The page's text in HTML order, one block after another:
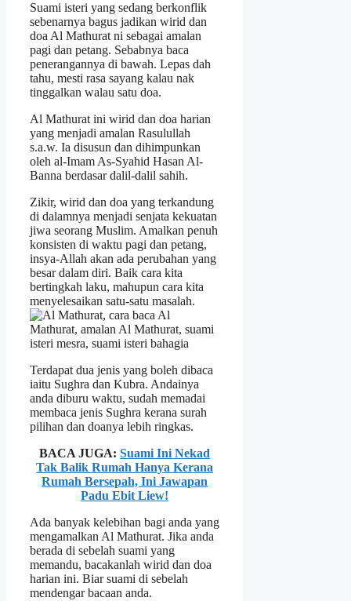
Suami isteri yang sedang berkonflik
sebenarnya bagus jadikan wirid dan
doa Al Mathurat ni sebagai amalan
pagi dan petang. Sebabnya baca
penerangannya di bawah. Lepas dah
tahu, mesti rasa sayang kalau nak
tinggalkan walau satu doa.
Al Mathurat ini wirid dan doa harian
yang menjadi amalan Rasulullah
s.a.w. Ia disusun dan dihimpunkan
oleh al-Imam As-Syahid Hasan Al-
Banna berdasar dalil-dalil sahih.
Zikir, wirid dan doa yang terkandung
di dalamnya menjadi senjata kekuatan
jiwa seorang Muslim. Amalkan penuh
konsisten di waktu pagi dan petang,
insya-Allah akan ada perubahan yang
besar dalam diri. Baik cara kita
bertingkah laku, mahupun cara kita
menyelesaikan satu-satu masalah.
Terdapat dua jenis yang boleh dibaca
iaitu Sughra dan Kubra. Andainya
anda diburu waktu, sudah memadai
membaca jenis Sughra kerana surah
pilihan dan doanya lebih ringkas.
BACA JUGA:Suami Ini Nekad
Tak Balik Rumah Hanya Kerana
Rumah Bersepah, Ini Jawapan
Padu Ebit Liew!
Ada banyak kelebihan bagi anda yang
mengamalkan Al Mathurat. Jika anda
berada di sebelah suami yang
memandu, bacakanlah wirid dan doa
harian ini. Biar suami di sebelah
mendengar bacaan anda.